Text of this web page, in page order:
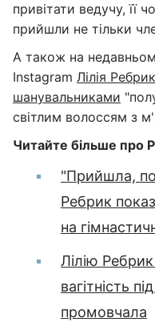
привітати ведучу, її
прийшли не тільки
А також на
Instagram Лілія
шанувальниками
світлим волоссям з
Читайте більше про
"Прийшла,
Ребрик
на
Лілію
вагітність
промовчала